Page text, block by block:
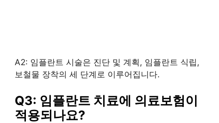
A2: 임플란트 시술은 진단 및 계획, 임플란트 식립,
보철물 장착의 세 단계로 이루어집니다.
Q3: 임플란트 치료에 의료보험이
적용되나요?